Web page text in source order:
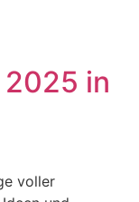
2025 in
voller